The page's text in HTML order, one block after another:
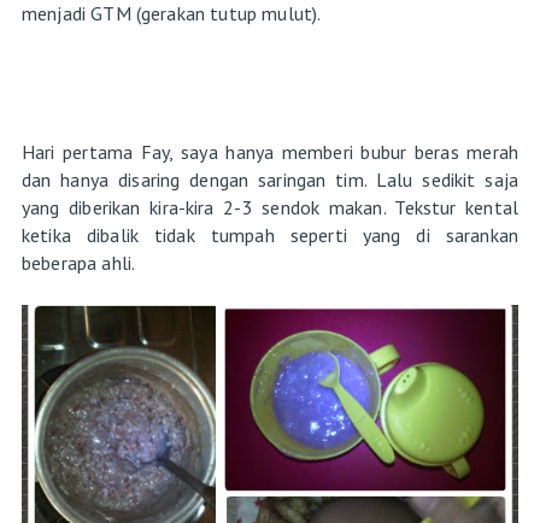
menjadi GTM (gerakan tutup mulut).
Hari pertama Fay, saya hanya memberi bubur beras merah
dan hanya disaring dengan saringan tim. Lalu sedikit saja
yang diberikan kira-kira 2-3 sendok makan. Tekstur kental
ketika dibalik tidak tumpah seperti yang di sarankan
beberapa ahli.